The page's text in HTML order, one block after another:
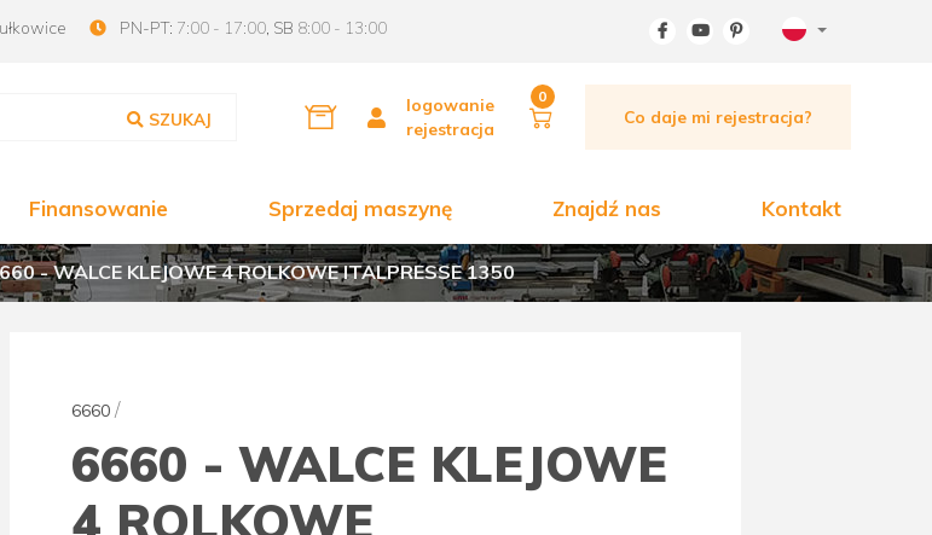
PN-PT: 7:00 - 17:00 , SB 8:00 - 13:00
SZUKAJ
logowanie
rejestracja
0
Co daje mi rejestracja?
Finansowanie Sprzedaj maszynę Znajdź nas Kontakt
- WALCE KLEJOWE 4 ROLKOWE ITALPRESSE 1350
6660 /
6660 - WALCE KLEJOWE
4 ROLKOWE